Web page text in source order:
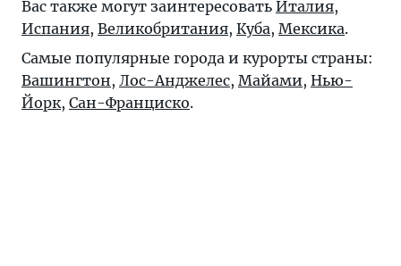
Вас также могут заинтересовать Италия,
Испания, Великобритания, Куба, Мексика.
Самые популярные города и курорты страны:
Вашингтон, Лос-Анджелес, Майами, Нью-
Йорк, Сан-Франциско.